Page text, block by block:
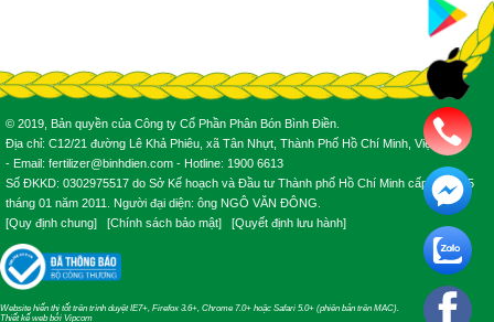
© 2019, Bản quyền của Công ty Cổ Phần Phân Bón Bình Điền.
Địa chỉ: C12/21 đường Lê Khả Phiêu, xã Tân Nhựt, Thành Phố Hồ Chí Minh, Việt Nam.
- Email: fertilizer@binhdien.com - Hotline: 1900 6613
Số ĐKKD: 0302975517 do Sở Kế hoạch và Đầu tư Thành phố Hồ Chí Minh cấp ngày 25
tháng 01 năm 2011. Người đại diện: ông NGÔ VĂN ĐÔNG.
[Quy định chung] [Chính sách bảo mật] [Quyết định lưu hành]
Website hiển thị tốt trên trình duyệt IE7+, Firefox 3.6+, Chrome 7.0+ hoặc Safari 5.0+ (phiên bản trên MAC).
Thiết kế webbởi Vipcom